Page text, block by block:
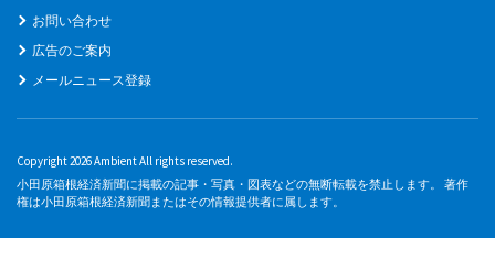
お問い合わせ
広告のご案内
メールニュース登録
Copyright 2026 Ambient All rights reserved.
小田原箱根経済新聞に掲載の記事・写真・図表などの無断転載を禁止します。 著作
権は小田原箱根経済新聞またはその情報提供者に属します。